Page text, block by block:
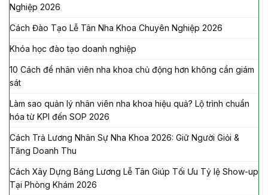
Nghiệp 2026
Cách Đào Tạo Lễ Tân Nha Khoa Chuyên Nghiệp 2026
Khóa học đào tạo doanh nghiệp
10 Cách để nhân viên nha khoa chủ động hơn không cần giám
sát
Làm sao quản lý nhân viên nha khoa hiệu quả? Lộ trình chuẩn
hóa từ KPI đến SOP 2026
Cách Trả Lương Nhân Sự Nha Khoa 2026: Giữ Người Giỏi &
Tăng Doanh Thu
Cách Xây Dựng Bảng Lương Lễ Tân Giúp Tối Ưu Tỷ lệ Show-up
Tại Phòng Khám 2026